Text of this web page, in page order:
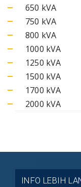
650 kVA
750 kVA
800 kVA
1000 kVA
1250 kVA
1500 kVA
1700 kVA
2000 kVA
INFO LEBIH